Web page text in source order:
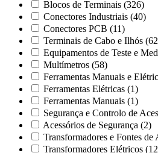
Blocos de Terminais (326)
Conectores Industriais (40)
Conectores PCB (11)
Terminais de Cabo e Ilhós
Equipamentos de Teste e
Multímetros (58)
Ferramentas Manuais e
Ferramentas Elétricas (1)
Ferramentas Manuais (1)
Segurança e Controlo de
Acessórios de Segurança (2)
Transformadores e Fontes de
Transformadores Elétricos